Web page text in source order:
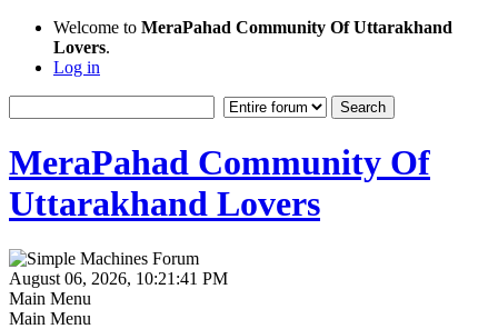
Welcome to MeraPahad Community Of Uttarakhand
Lovers.
Log in
MeraPahad Community Of
Uttarakhand Lovers
August 06, 2026, 10:21:41 PM
Main Menu
Main Menu